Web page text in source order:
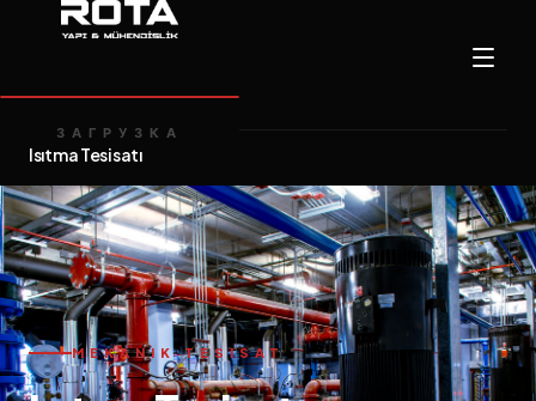
ЗАГРУЗКА
Isıtma Tesisatı
MEKANIK TESISAT